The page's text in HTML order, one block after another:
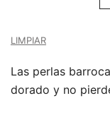
LIMPIAR
Las perlas
dorado y no